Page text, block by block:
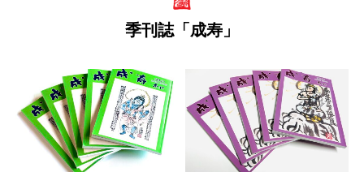
季刊誌「成寿」